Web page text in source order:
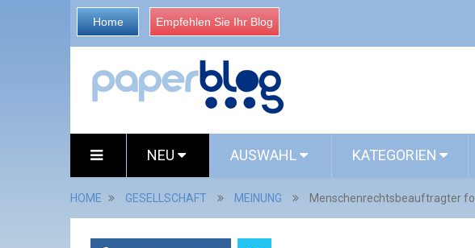
Home Empfehlen Sie Ihr Blog
NEU AUSWAHL KATEGORIEN
HOME GESELLSCHAFT MEINUNG Menschenrechtsbeauftragter